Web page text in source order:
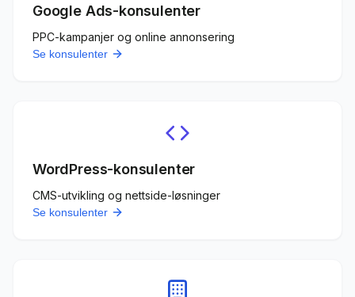
Google Ads-konsulenter
PPC-kampanjer og online annonsering
Se konsulenter
WordPress-konsulenter
CMS-utvikling og nettside-løsninger
Se konsulenter